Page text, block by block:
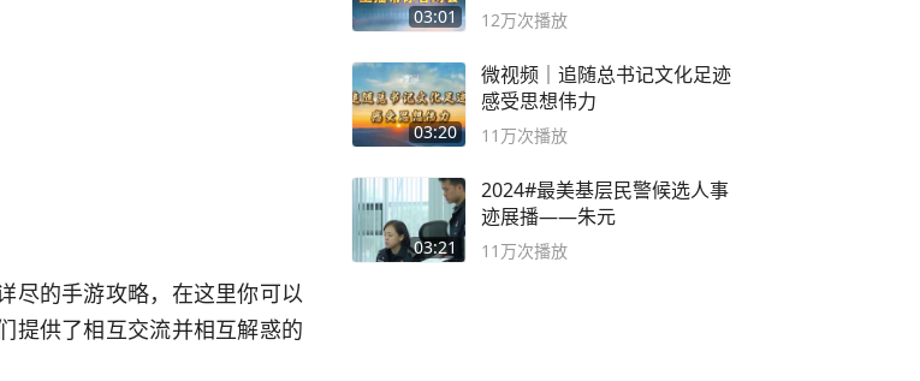
尽的手游攻略，在这里你可以
提供了相互交流并相互解惑的
03:01 12万次播放
03:20
微视频｜追随总书记文化足迹
感受思想伟力
11万次播放
03:21
2024#最美基层民警候选人事
迹展播——朱元
11万次播放